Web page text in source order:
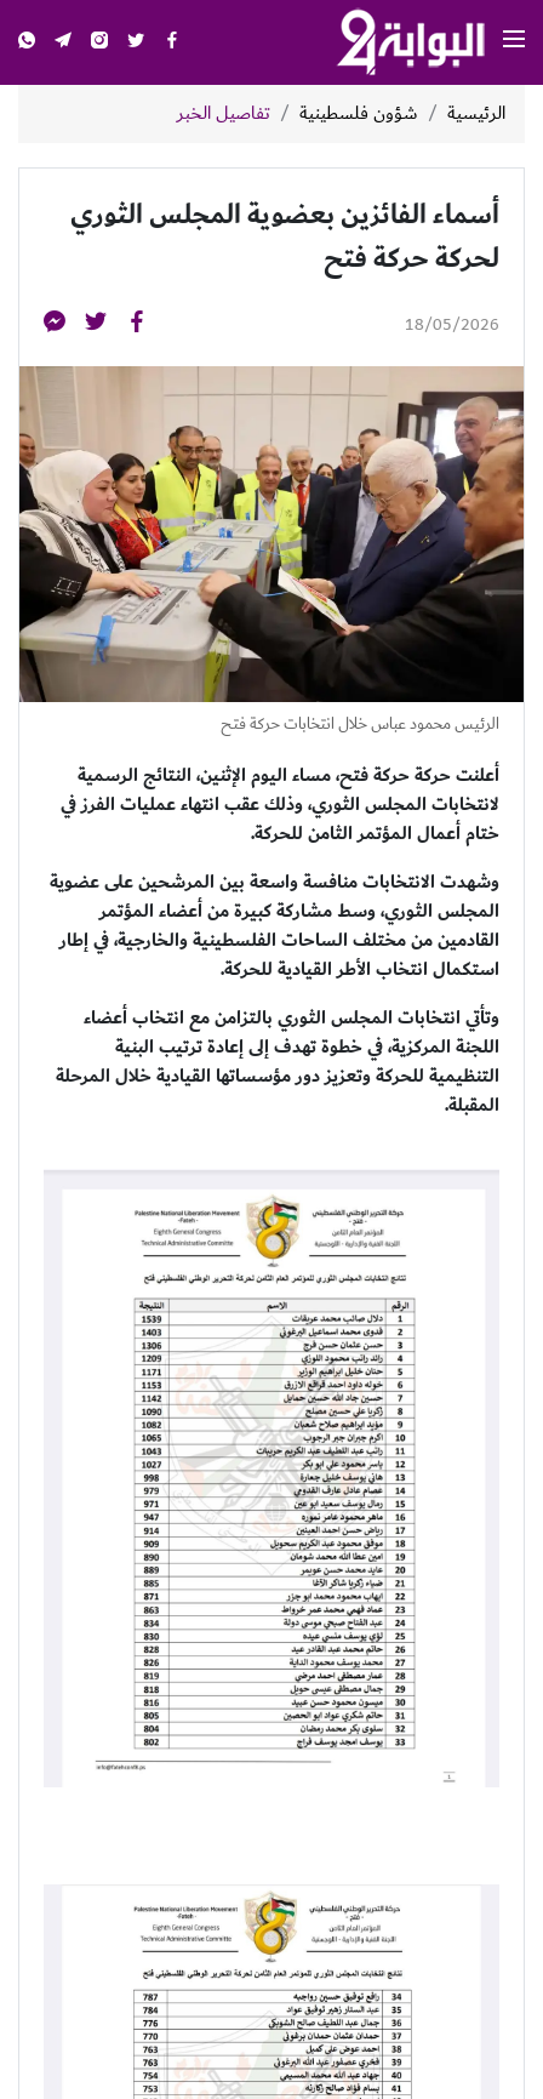
الرئيسية شؤون فلسطينية تفاصيل الخبر
أسماء الفائزين بعضوية المجلس الثوري
لحركة حركة فتح
18/05/2026
الرئيس محمود عباس خلال انتخابات حركة فتح
أعلنت حركة حركة فتح، مساء اليوم الإثنين، النتائج الرسمية
لانتخابات المجلس الثوري، وذلك عقب انتهاء عمليات الفرز في
ختام أعمال المؤتمر الثامن للحركة.
وشهدت الانتخابات منافسة واسعة بين المرشحين على عضوية
المجلس الثوري، وسط مشاركة كبيرة من أعضاء المؤتمر
القادمين من مختلف الساحات الفلسطينية والخارجية، في إطار
استكمال انتخاب الأطر القيادية للحركة.
وتأتي انتخابات المجلس الثوري بالتزامن مع انتخاب أعضاء
اللجنة المركزية، في خطوة تهدف إلى إعادة ترتيب البنية
التنظيمية للحركة وتعزيز دور مؤسساتها القيادية خلال المرحلة
المقبلة.